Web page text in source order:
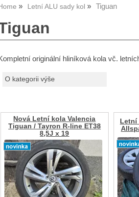
Letní ALU sady kol Tiguan
originální hliníková kola vč.
O kategorii výše
Nová Letní kola Valencia
Tiguan / Tayron R-line ET38
8,5J x 19
Letní